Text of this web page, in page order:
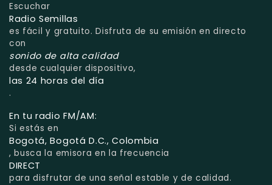
Escuchar
Radio Semillas
es fácil y gratuito. Disfruta de su emisión en directo
con
sonido de alta calidad
desde cualquier dispositivo,
las 24 horas del día
.
En tu radio FM/AM:
Si estás en
Bogotá, Bogotá D.C., Colombia
, busca la emisora en la frecuencia
DIRECT
para disfrutar de una señal estable y de calidad.